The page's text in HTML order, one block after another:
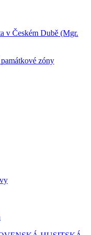
v Českém Dubě (Mgr.
zóny